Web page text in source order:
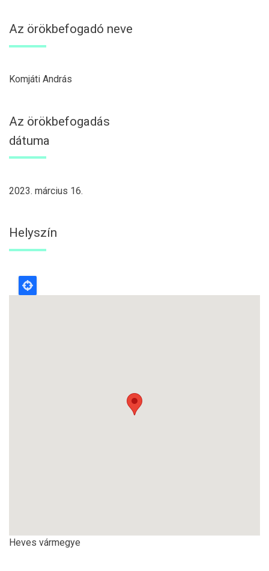
Az örökbefogadó neve
Komjáti András
Az örökbefogadás
dátuma
2023. március 16.
Helyszín
Heves vármegye